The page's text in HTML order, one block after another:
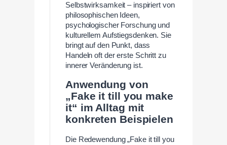
Selbstwirksamkeit – inspiriert von
philosophischen Ideen,
psychologischer Forschung und
kulturellem Aufstiegsdenken. Sie
bringt auf den Punkt, dass
Handeln oft der erste Schritt zu
innerer Veränderung ist.
Anwendung von
„Fake it till you make
it“ im Alltag mit
konkreten Beispielen
Die Redewendung „Fake it till you